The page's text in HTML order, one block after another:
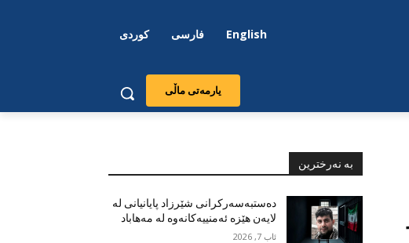
English فارسی کوردی
یارمەتی ماڵی
بە نەرخترین
دەستبەسەرکرانی شێرزاد پایانیانی لە
لایەن هێزە ئەمنییەکانەوە لە مەهاباد
ئاب 7, 2026